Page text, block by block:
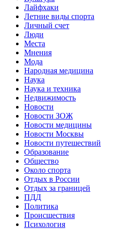
Лайфхаки
Летние виды спорта
Личный счет
Люди
Места
Мнения
Мода
Народная медицина
Наука
Наука и техника
Недвижимость
Новости
Новости ЗОЖ
Новости медицины
Новости Москвы
Новости путешествий
Образование
Общество
Около спорта
Отдых в России
Отдых за границей
ПДД
Политика
Происшествия
Психология